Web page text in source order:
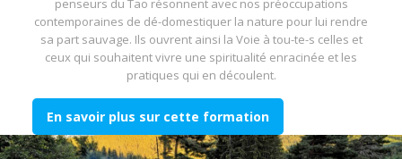
penseurs du Tao résonnent avec nos préoccupations
contemporaines de dé-domestiquer la nature pour lui rendre
sa part sauvage. Ils ouvrent ainsi la Voie à tou-te-s celles et
ceux qui souhaitent vivre une spiritualité enracinée et les
pratiques qui en découlent.
En savoir plus sur cette formation